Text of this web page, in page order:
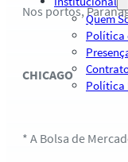
Quem
Política
Política
Nos portos,
CHICAGO
* A Bolsa de